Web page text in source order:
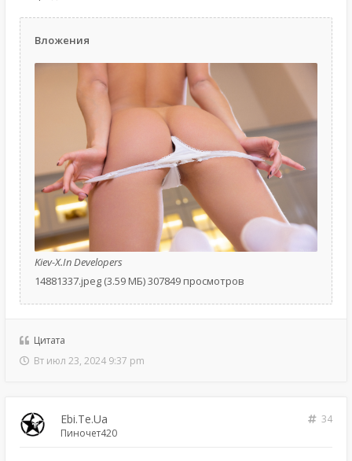
Вложения
Kiev-X.In Developers
14881337.jpeg (3.59 МБ) 307849 просмотров
Цитата
Вт июл 23, 2024 9:37 pm
Ebi.Te.Ua
34
Пиночет420